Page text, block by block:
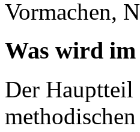
Vormachen,
Was wird
Der Hauptteil